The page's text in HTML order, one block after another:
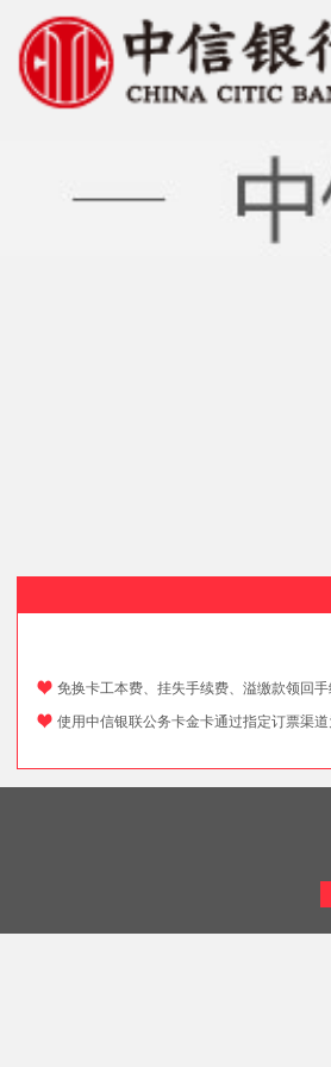
免换卡工本费、挂失手续费、溢缴款领回
使用中信银联公务卡金卡通过指定订票渠